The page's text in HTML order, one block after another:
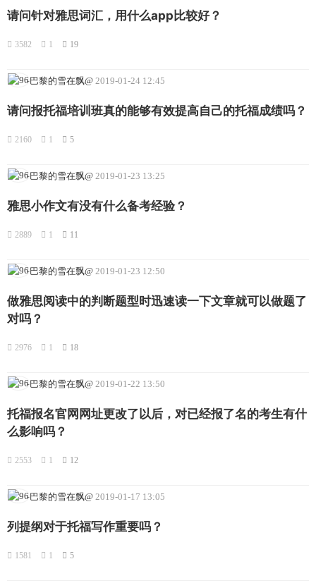
请问针对雅思词汇，用什么app比较好？
3582 1 19
-巴黎的雪在飘@ 2019-01-24 12:45
请问报托福培训班真的能够有效提高自己的托福成绩吗？
2160 1 5
-巴黎的雪在飘@ 2019-01-23 13:25
雅思小作文有没有什么备考经验？
2889 1 11
-巴黎的雪在飘@ 2019-01-23 12:50
做雅思阅读中的判断题型时迅速读一下文章就可以做题了
对吗？
2976 1 18
-巴黎的雪在飘@ 2019-01-22 13:50
托福报名官网网址更改了以后，对已经报了名的考生有什
么影响吗？
2553 1 12
-巴黎的雪在飘@ 2019-01-17 13:05
列提纲对于托福写作重要吗？
1581 1 5